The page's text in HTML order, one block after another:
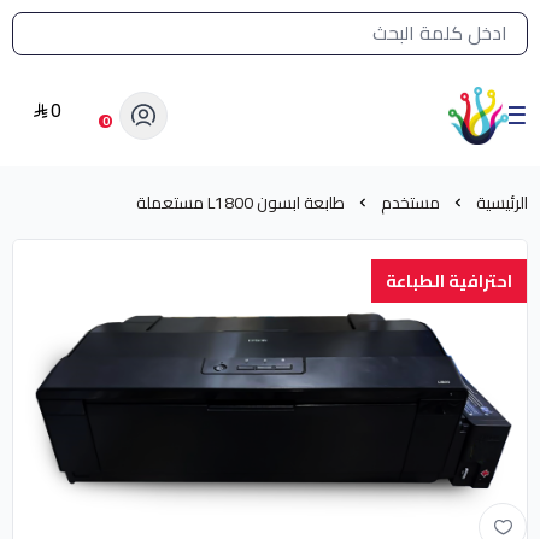
القائمة الرئيسية لمتجر الشرق النادر
الشرق النادر بيع مستلزمات طباعة حرارية 0
0
الرئيسية مستخدم طابعة ابسون L1800 مستعملة
احترافية الطباعة